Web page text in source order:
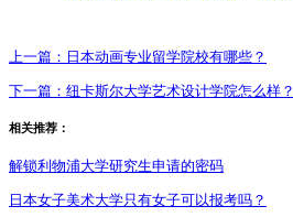
上一篇： 日本动画专业留学院校有哪些？
下一篇： 纽卡斯尔大学艺术设计学院怎么样？
相关推荐：
解锁利物浦大学研究生申请的密码
日本女子美术大学只有女子可以报考吗？